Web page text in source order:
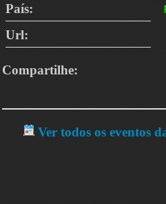
País:
Url:
Compartilhe:
Ver todos os eventos